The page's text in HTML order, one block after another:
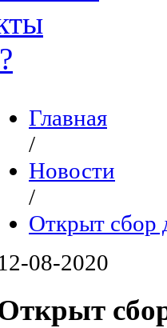
Главная
/
Новости
/
Открыт сбор
08-2020